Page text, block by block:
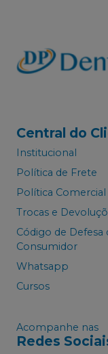
Central do
Institucional
Política de Frete
Política Comercial
Trocas e
Código de Defesa
Consumidor
Whatsapp
Cursos
Acompanhe nas
Redes